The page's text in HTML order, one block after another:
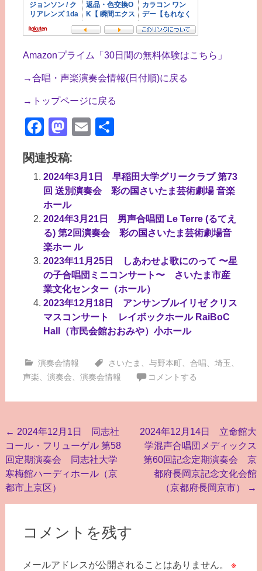
Amazonプライム「30日間の無料体験はこちら」
→合唱・声楽演奏会情報(日付順)に戻る
→トップページに戻る
Facebook
Mastodon
Email
関連投稿:
2024年3月1日 早稲田大学グリークラブ 第73
回 送別演奏会 彩の国さいたま芸術劇場 音楽
ホール
2024年3月21日 男声合唱団 Le Terre (るてえ
る) 第2回演奏会 彩の国さいたま芸術劇場音
楽ホー ル
2023年11月25日 しあわせよ歌にのって 〜星
の子合唱団ミニコンサート〜 さいたま市産
業文化センター（ホール）
2023年12月18日 アンサンブルイリゼ クリス
マスコンサート レイボックホール RaiBoC
Hall（市民会館おおみや）小ホール
演奏会情報 さいたま 与野本町、 合唱 埼玉
声楽
演奏会 演奏会情報 コメントする
投
稿
ナ
ビ
ゲ
← 2024年12月1日 同志社
コール・フリューゲル 第58
回定期演奏会 同志社大学
寒梅館ハーディホール（京
都市上京区）
2024年12月14日 立命館大
学混声合唱団メディックス
第60回記念定期演奏会 京
都府長岡京記念文化会館
（京都府長岡京市）
→
コメントを残す
メールアドレスが公開されることはありません。
※